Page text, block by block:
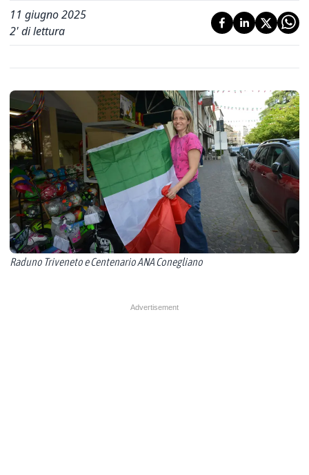
11 giugno 2025
2' di lettura
Raduno Triveneto e Centenario ANA Conegliano